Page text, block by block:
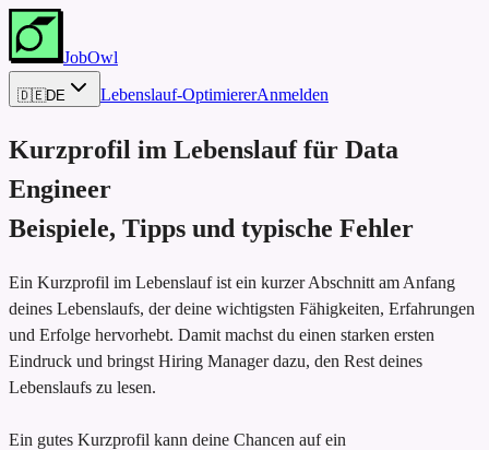
JobOwl
🇩🇪DE Lebenslauf-OptimiererAnmelden
Kurzprofil im Lebenslauf für Data
Engineer
Beispiele, Tipps und typische Fehler
Ein Kurzprofil im Lebenslauf ist ein kurzer Abschnitt am Anfang
deines Lebenslaufs, der deine wichtigsten Fähigkeiten, Erfahrungen
und Erfolge hervorhebt. Damit machst du einen starken ersten
Eindruck und bringst Hiring Manager dazu, den Rest deines
Lebenslaufs zu lesen.
Ein gutes Kurzprofil kann deine Chancen auf ein